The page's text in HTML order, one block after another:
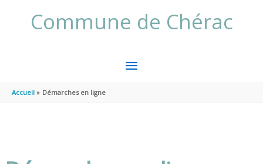
Commune de Chérac
MENU
Accueil Démarches en ligne